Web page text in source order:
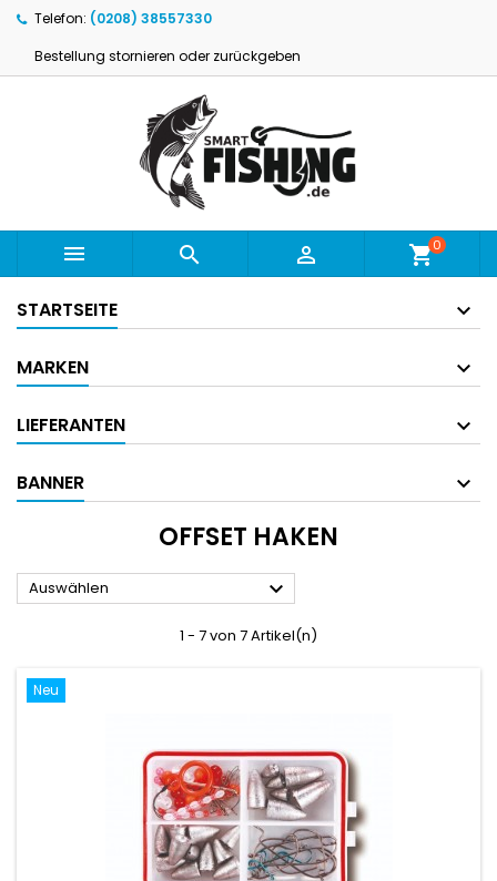
Telefon: (0208) 38557330
Bestellung stornieren oder zurückgeben
   shopping_cart0
STARTSEITE
MARKEN
LIEFERANTEN
BANNER
OFFSET HAKEN
Auswählen 
1 - 7 von 7 Artikel(n)
Neu